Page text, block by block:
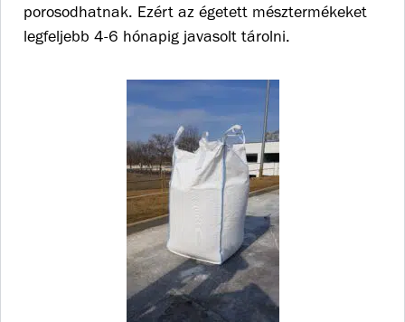
porosodhatnak. Ezért az égetett mésztermékeket
legfeljebb 4-6 hónapig javasolt tárolni.